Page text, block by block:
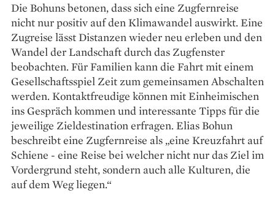
Die Bohuns betonen, dass sich eine Zugfernreise
nicht nur positiv auf den Klimawandel auswirkt. Eine
Zugreise lässt Distanzen wieder neu erleben und den
Wandel der Landschaft durch das Zugfenster
beobachten. Für Familien kann die Fahrt mit einem
Gesellschaftsspiel Zeit zum gemeinsamen Abschalten
werden. Kontaktfreudige können mit Einheimischen
ins Gespräch kommen und interessante Tipps für die
jeweilige Zieldestination erfragen. Elias Bohun
beschreibt eine Zugfernreise als „eine Kreuzfahrt auf
Schiene - eine Reise bei welcher nicht nur das Ziel im
Vordergrund steht, sondern auch alle Kulturen, die
auf dem Weg liegen.“